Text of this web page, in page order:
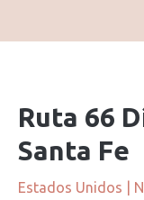
Ruta 66
Santa Fe
Estados Unidos